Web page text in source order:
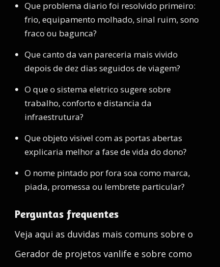
Que problema diario foi resolvido primeiro:
frio, equipamento molhado, sinal ruim, sono
fraco ou bagunca?
Que canto da van pareceria mais vivido
depois de dez dias seguidos de viagem?
O que o sistema eletrico sugere sobre
trabalho, conforto e distancia da
infraestrutura?
Que objeto visivel com as portas abertas
explicaria melhor a fase de vida do dono?
O nome pintado por fora soa como marca,
piada, promessa ou lembrete particular?
Perguntas frequentes
Veja aqui as duvidas mais comuns sobre o
Gerador de projetos vanlife e sobre como